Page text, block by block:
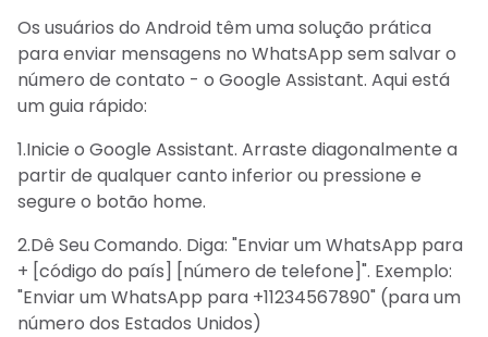
Os usuários do Android têm uma solução prática
para enviar mensagens no WhatsApp sem salvar o
número de contato - o Google Assistant. Aqui está
um guia rápido:
1.Inicie o Google Assistant. Arraste diagonalmente a
partir de qualquer canto inferior ou pressione e
segure o botão home.
2.Dê Seu Comando. Diga: "Enviar um WhatsApp para
+ [código do país] [número de telefone]". Exemplo:
"Enviar um WhatsApp para +11234567890" (para um
número dos Estados Unidos)